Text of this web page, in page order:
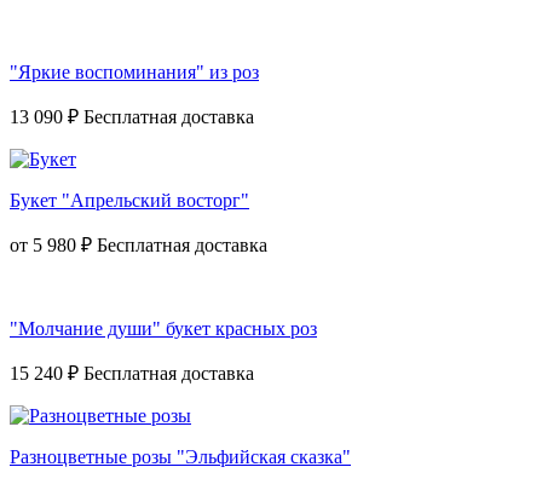
"Яркие воспоминания" из роз
13 090 ₽
Букет "Апрельский восторг"
от 5 980 ₽
"Молчание души" букет красных роз
15 240 ₽
Разноцветные розы "Эльфийская сказка"